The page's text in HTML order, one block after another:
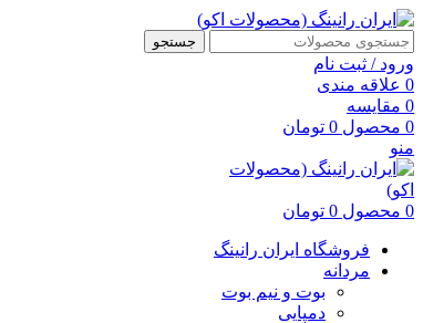
جستجو
ورود / ثبت نام
0 علاقه مندی
0 مقایسه
0 محصول 0 تومان
منو
0 محصول 0 تومان
فروشگاه ایران رانینگ
مردانه
بوت و نیم بوت
دمپایی